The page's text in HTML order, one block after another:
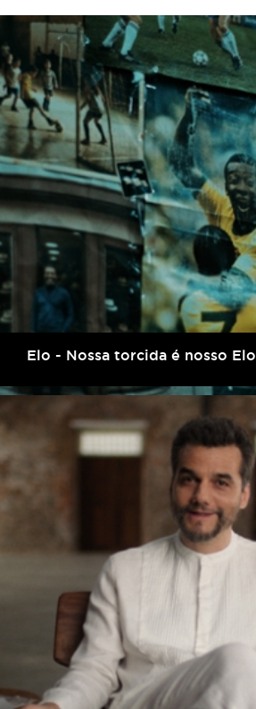
Elo - Nossa torcida é nosso Elo